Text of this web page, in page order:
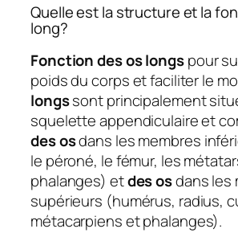
Quelle est la structure et la
long?
Fonction des os longspour
poids du corps et faciliter le
longssont principalement
squelette appendiculaire et
des osdans les membres
le péroné, le fémur, les
phalanges) etdes osdans les
supérieurs (humérus, radius,
métacarpiens et phalanges).